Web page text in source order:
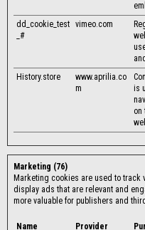
dd_cookie_test
_#
vimeo.com
History.store
www.aprilia.co
m
is
on
Marketing (76)
Marketing cookies are used to
display ads that are relevant and
more valuable for publishers and
Name Provider